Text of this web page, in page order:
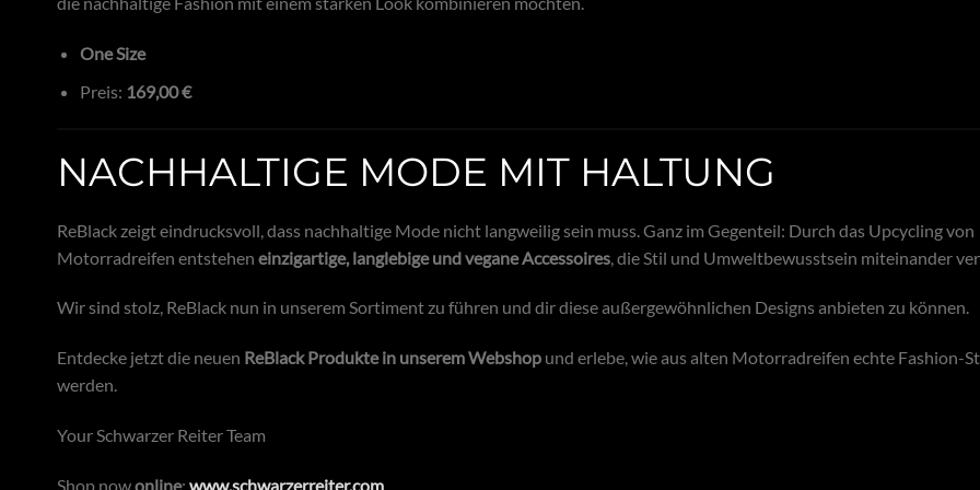
One Size
Preis: 169,00 €
NACHHALTIGE MODE MIT HALTUNG
ReBlack zeigt eindrucksvoll, dass nachhaltige Mode nicht langweilig sein muss. Ganz im Gegenteil: Durch das Upcycling von
Motorradreifen entstehen einzigartige, langlebige und vegane Accessoires , die Stil und Umweltbewusstsein miteinander
Wir sind stolz, ReBlack nun in unserem Sortiment zu führen und dir diese außergewöhnlichen Designs anbieten zu können.
Entdecke jetzt die neuen ReBlack Produkte in unserem Webshop und erlebe, wie aus alten Motorradreifen echte Fashion-
werden.
Your Schwarzer Reiter Team
Shop nowonline: www.schwarzerreiter.com